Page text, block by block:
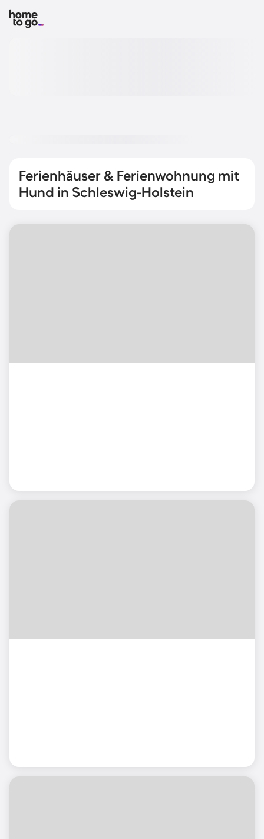
Ferienhäuser & Ferienwohnung mit
Hund in Schleswig-Holstein